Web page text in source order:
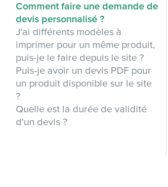
Comment faire une demande de
devis personnalisé ?
J'ai différents modèles à
imprimer pour un même produit,
puis-je le faire depuis le site ?
Puis-je avoir un devis PDF pour
un produit disponible sur le site
?
Quelle est la durée de validité
d'un devis ?